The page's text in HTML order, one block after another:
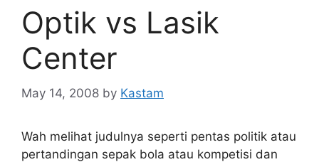
Optik vs Lasik
Center
May 14, 2008 by Kastam
Wah melihat judulnya seperti pentas politik atau
pertandingan sepak bola atau kompetisi dan